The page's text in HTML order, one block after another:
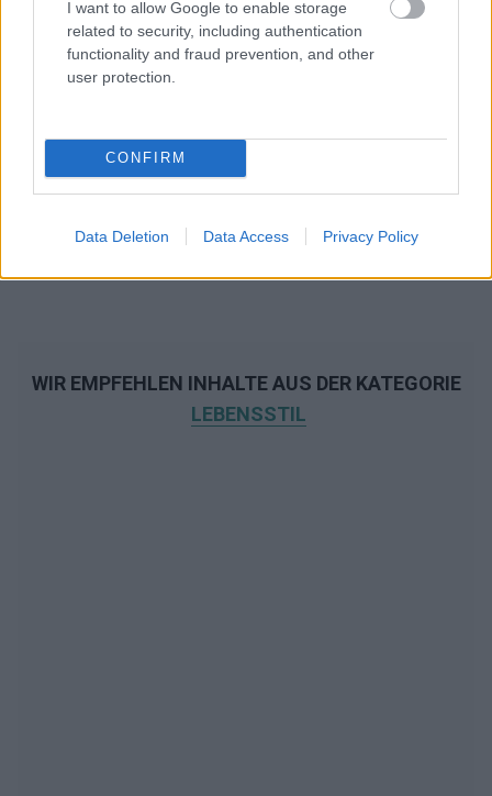
I want to allow Google to enable storage
related to security, including authentication
functionality and fraud prevention, and other
user protection.
CONFIRM
Data Deletion Data Access Privacy Policy
WIR EMPFEHLEN INHALTE AUS DER KATEGORIE
LEBENSSTIL